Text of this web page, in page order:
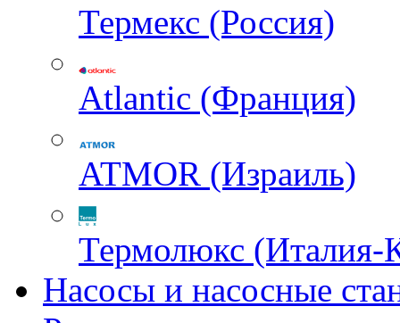
Термекс (Россия)
Atlantic (Франция)
ATMOR (Израиль)
Термолюкс (Италия-
Насосы и насосные